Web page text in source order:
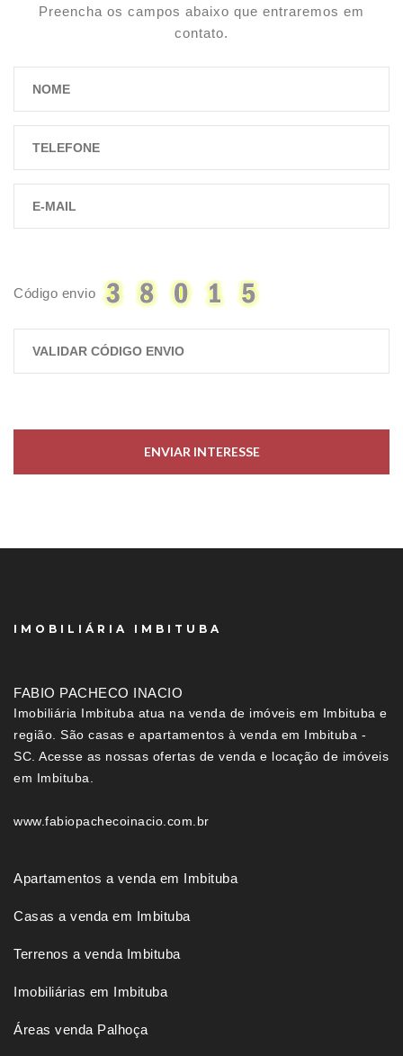
Preencha os campos abaixo que entraremos em
contato.
Código envio
ENVIAR INTERESSE
IMOBILIÁRIA IMBITUBA
FABIO PACHECO INACIO
Imobiliária Imbituba atua na venda de imóveis em Imbituba e
região. São casas e apartamentos à venda em Imbituba -
SC. Acesse as nossas ofertas de venda e locação de imóveis
em Imbituba.
www.fabiopachecoinacio.com.br
Apartamentos a venda em Imbituba
Casas a venda em Imbituba
Terrenos a venda Imbituba
Imobiliárias em Imbituba
Áreas venda Palhoça